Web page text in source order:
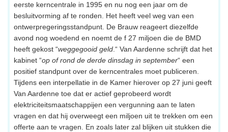
eerste kerncentrale in 1995 en nu nog een jaar om de
besluitvorming af te ronden. Het heeft veel weg van een
ontwerpregeringsstandpunt. De Brauw reageert diezelfde
avond nog woedend en noemt de f 27 miljoen die de BMD
heeft gekost “weggegooid geld.“ Van Aardenne schrijft dat het
kabinet “op of rond de derde dinsdag in september“ een
positief standpunt over de kerncentrales moet publiceren.
Tijdens een interpellatie in de Kamer hierover op 27 juni geeft
Van Aardenne toe dat er actief geprobeerd wordt
elektriciteitsmaatschappijen een vergunning aan te laten
vragen en dat hij overweegt een miljoen uit te trekken om een
offerte aan te vragen. En zoals later zal blijken uit stukken die